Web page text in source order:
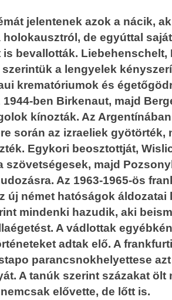
jelentenek azok a nácik,
holokausztról, de egyúttal
is bevallották. Liebehenschelt,
a lengyelek
krematóriumok és
1944-ben Birkenaut, majd
kínozták. Az
során az izraeliek gyötörték,
Egykori beosztottját,
szövetségesek, majd
Az 1963-1965-ös
új német hatóságok áldozatai
mindenki hazudik, aki
A vádlottak
adtak elő. A
parancsnokhelyettese
A tanúk szerint százakat ölt
elővette, de lőtt is.